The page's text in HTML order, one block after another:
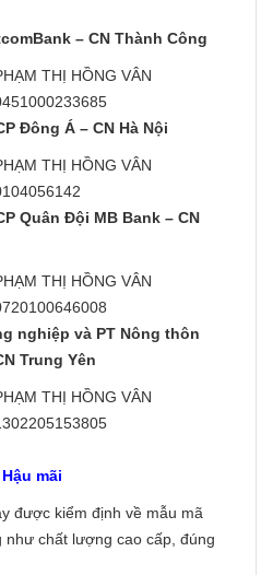
– CN Thành Công
THỊ HỒNG VÂN
Đông Á – CN Hà Nội
THỊ HỒNG VÂN
Quân Đội MB Bank – CN
THỊ HỒNG VÂN
nghiệp và PT Nông thôn
Trung Yên
THỊ HỒNG VÂN
mãi
được kiểm định về mẫu mã
như chất lượng cao cấp, đúng